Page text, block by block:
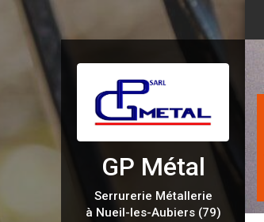
GP Métal
Serrurerie Métallerie
à Nueil-les-Aubiers (79)